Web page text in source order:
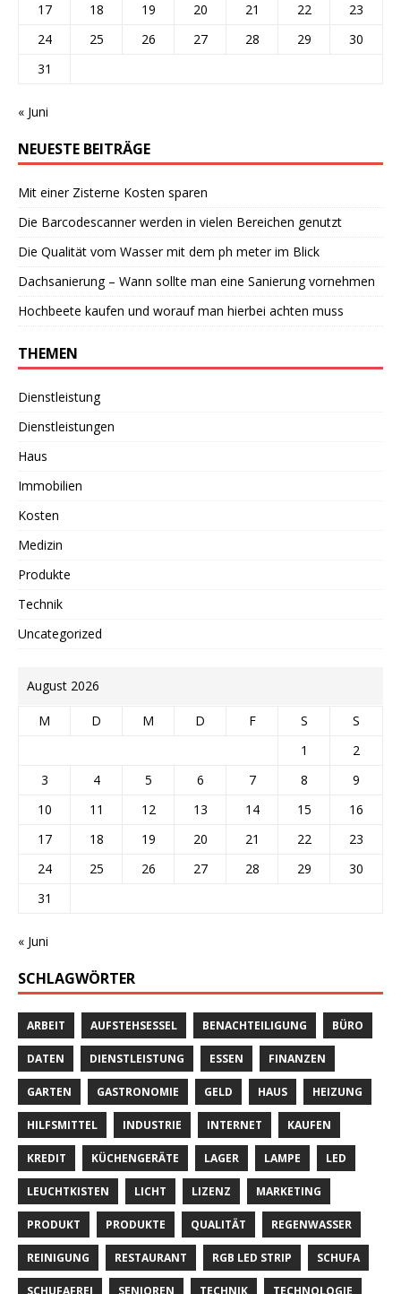
17
18 19 20 21 22
23
24
25 26 27 28 29
30
31
« Juni
NEUESTE BEITRÄGE
Mit einer Zisterne Kosten sparen
Die Barcodescanner werden in vielen Bereichen genutzt
Die Qualität vom Wasser mit dem ph meter im Blick
Dachsanierung – Wann sollte man eine Sanierung vornehmen
Hochbeete kaufen und worauf man hierbei achten muss
THEMEN
Dienstleistung
Dienstleistungen
Haus
Immobilien
Kosten
Medizin
Produkte
Technik
Uncategorized
August 2026
M D M D F S
S
1
2
3
4 5 6 7 8
9
10
11 12 13 14 15
16
17
18 19 20 21 22
23
24
25 26 27 28 29
30
31
« Juni
SCHLAGWÖRTER
ARBEIT AUFSTEHSESSEL BENACHTEILIGUNG BÜRO
DATEN DIENSTLEISTUNG ESSEN FINANZEN
GARTEN GASTRONOMIE GELD HAUS HEIZUNG
HILFSMITTEL INDUSTRIE INTERNET KAUFEN
KREDIT KÜCHENGERÄTE LAGER LAMPE LED
LEUCHTKISTEN LICHT LIZENZ MARKETING
PRODUKT PRODUKTE QUALITÄT REGENWASSER
REINIGUNG RESTAURANT RGB LED STRIP SCHUFA
SCHUFAFREI SENIOREN TECHNIK TECHNOLOGIE